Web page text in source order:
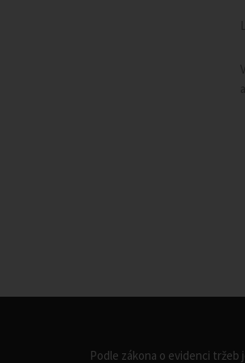
Podle zákona o evidenci